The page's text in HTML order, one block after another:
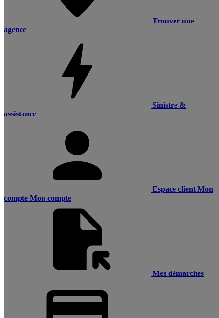
Trouver une
agence
Sinistre &
assistance
Espace client Mon
compte Mon compte
Mes démarches